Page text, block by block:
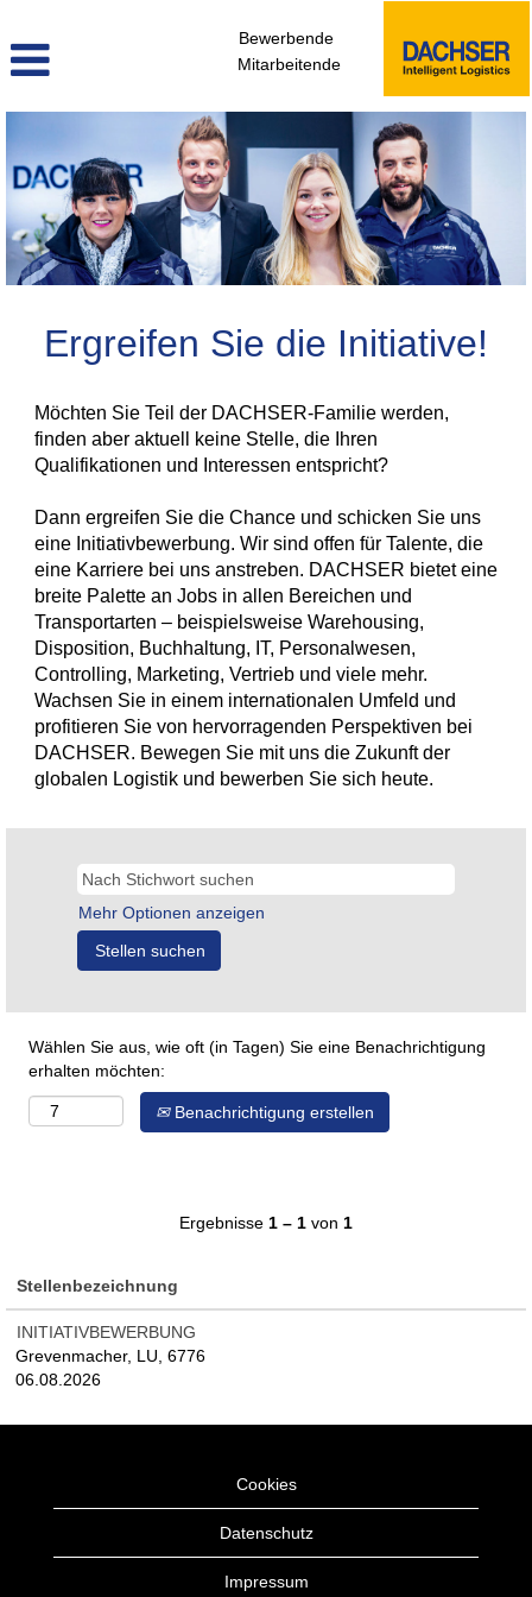
Bewerbende
Mitarbeitende
initiativbewerbung_de
Ergreifen Sie die Initiative!
Möchten Sie Teil der DACHSER-Familie werden,
finden aber aktuell keine Stelle, die Ihren
Qualifikationen und Interessen entspricht?
Dann ergreifen Sie die Chance und schicken Sie uns
eine Initiativbewerbung. Wir sind offen für Talente, die
eine Karriere bei uns anstreben. DACHSER bietet eine
breite Palette an Jobs in allen Bereichen und
Transportarten – beispielsweise Warehousing,
Disposition, Buchhaltung, IT, Personalwesen,
Controlling, Marketing, Vertrieb und viele mehr.
Wachsen Sie in einem internationalen Umfeld und
profitieren Sie von hervorragenden Perspektiven bei
DACHSER. Bewegen Sie mit uns die Zukunft der
globalen Logistik und bewerben Sie sich heute.
Mehr Optionen anzeigen
Wählen Sie aus, wie oft (in Tagen) Sie eine Benachrichtigung
erhalten möchten:
Benachrichtigung erstellen
Ergebnisse 1 – 1 von 1
Stellenbezeichnung
INITIATIVBEWERBUNG
Grevenmacher, LU, 6776
06.08.2026
Cookies
Datenschutz
Impressum